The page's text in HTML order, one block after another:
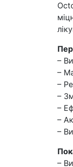
–
–
–
–
–
–
–
–